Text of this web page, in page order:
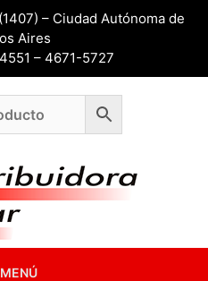
– Ciudad Autónoma de
Aires
– 4671-5727
MENÚ